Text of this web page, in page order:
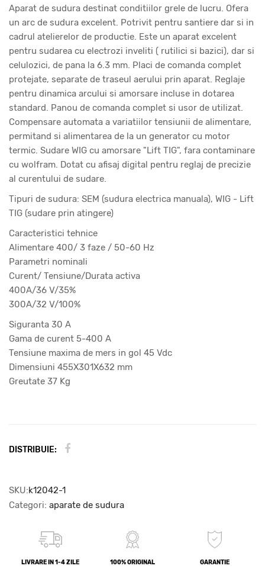
Aparat de sudura destinat conditiilor grele de lucru. Ofera
un arc de sudura excelent. Potrivit pentru santiere dar si in
cadrul atelierelor de productie. Este un aparat excelent
pentru sudarea cu electrozi inveliti ( rutilici si bazici), dar si
celulozici, de pana la 6.3 mm. Placi de comanda complet
protejate, separate de traseul aerului prin aparat. Reglaje
pentru dinamica arcului si amorsare incluse in dotarea
standard. Panou de comanda complet si usor de utilizat.
Compensare automata a variatiilor tensiunii de alimentare,
permitand si alimentarea de la un generator cu motor
termic. Sudare WIG cu amorsare "Lift TIG", fara contaminare
cu wolfram. Dotat cu afisaj digital pentru reglaj de precizie
al curentului de sudare.
Tipuri de sudura: SEM (sudura electrica manuala), WIG - Lift
TIG (sudare prin atingere)
Caracteristici tehnice
Alimentare 400/ 3 faze / 50-60 Hz
Parametri nominali
Curent/ Tensiune/Durata activa
400A/36 V/35%
300A/32 V/100%
Siguranta 30 A
Gama de curent 5-400 A
Tensiune maxima de mers in gol 45 Vdc
Dimensiuni 455X301X632 mm
Greutate 37 Kg
DISTRIBUIE:
SKU:k12042-1
Categori: aparate de sudura
LIVRARE IN 1-4 ZILE 100% ORIGINAL GARANTIE